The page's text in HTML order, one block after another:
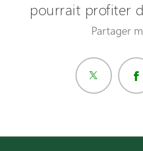
pourrait profiter
Partager